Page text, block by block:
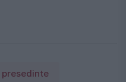
presedinte